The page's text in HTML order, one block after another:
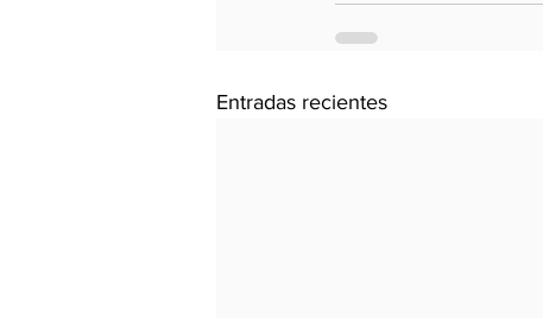
Entradas recientes